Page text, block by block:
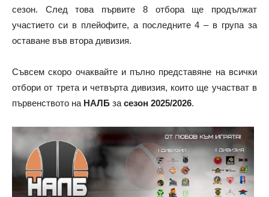
сезон. След това първите 8 отбора ще продължат
участието си в плейофите, а последните 4 – в група за
оставане във втора дивизия.
Съвсем скоро очаквайте и пълно представяне на всички
отбори от трета и четвърта дивизия, които ще участват в
първенството на НАЛБ за сезон 2025/2026.